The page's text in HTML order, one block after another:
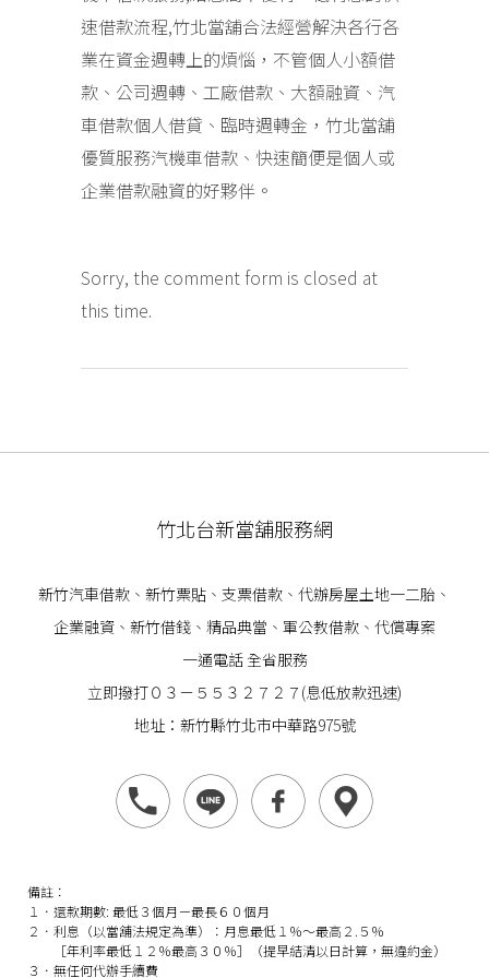
速借款流程,竹北當舖合法經營解決各行各
業在資金週轉上的煩惱，不管個人小額借
款、公司週轉、工廠借款、大額融資、汽
車借款個人借貸、臨時週轉金，竹北當舖
優質服務汽機車借款、快速簡便是個人或
企業借款融資的好夥伴。
Sorry, the comment form is closed at
this time.
竹北台新當舖服務網
新竹汽車借款 、 新竹票貼 、支票借款、代辦房屋土地一二胎、
企業融資 、 新竹借錢 、精品典當、軍公教借款、代償專案
一通電話 全省服務
立即撥打０３－５５３２７２７(息低放款迅速)
地址：新竹縣竹北市中華路975號
備註：
１．還款期數: 最低３個月－最長６０個月
２．利息（以當舖法規定為準）：月息最低１％～最高２.５％
［年利率最低１２％最高３０％］（提早結清以日計算，無違約金）
３．無任何代辦手續費